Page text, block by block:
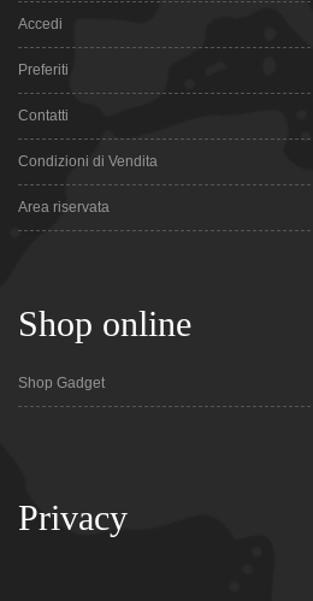
Accedi
Preferiti
Contatti
Condizioni di Vendita
Area riservata
Shop online
Shop Gadget
Privacy